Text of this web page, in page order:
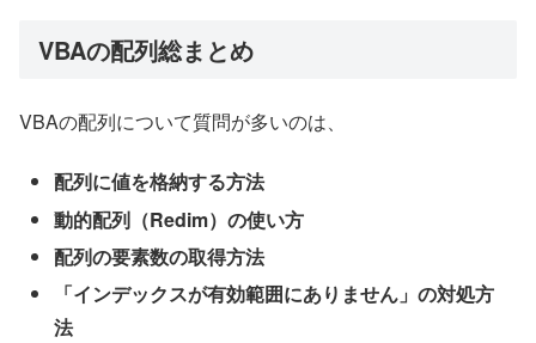
VBAの配列総まとめ
VBAの配列について質問が多いのは、
配列に値を格納する方法
動的配列（Redim）の使い方
配列の要素数の取得方法
「インデックスが有効範囲にありません」の対処方
法